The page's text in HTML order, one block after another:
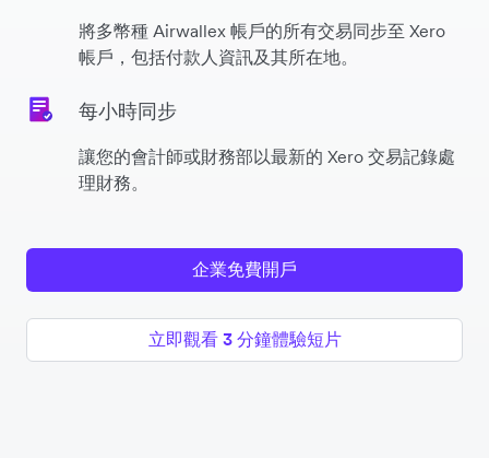
將多幣種 Airwallex 帳戶的所有交易同步至 Xero
帳戶，包括付款人資訊及其所在地。
每小時同步
讓您的會計師或財務部以最新的 Xero 交易記錄處
理財務。
企業免費開戶
立即觀看 3 分鐘體驗短片